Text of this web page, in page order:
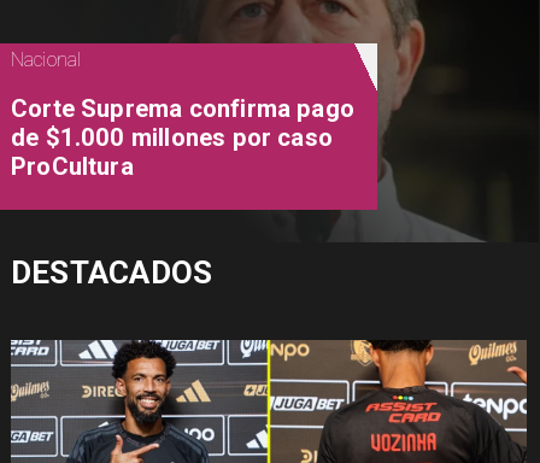
Nacional
Corte Suprema confirma pago
de $1.000 millones por caso
ProCultura
DESTACADOS